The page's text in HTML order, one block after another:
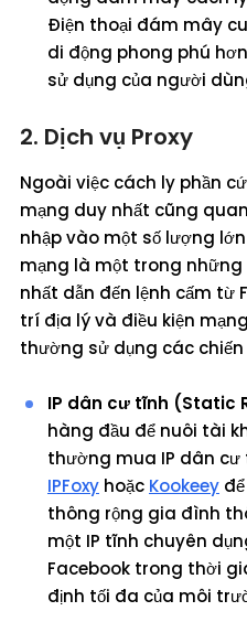
Điện thoại đám mây
di động phong phú
sử dụng của người
2. Dịch vụ Proxy
Ngoài việc cách ly phần
mạng duy nhất cũng
nhập vào một số lượng
mạng là một trong những
nhất dẫn đến lệnh cấm từ
trí địa lý và điều kiện
thường sử dụng các
IP dân cư tĩnh (Static
hàng đầu để nuôi tài
thường mua IP dân
IPFoxy hoặc Kookeey
thông rộng gia đình
một IP tĩnh chuyên
Facebook trong thời
định tối đa của môi